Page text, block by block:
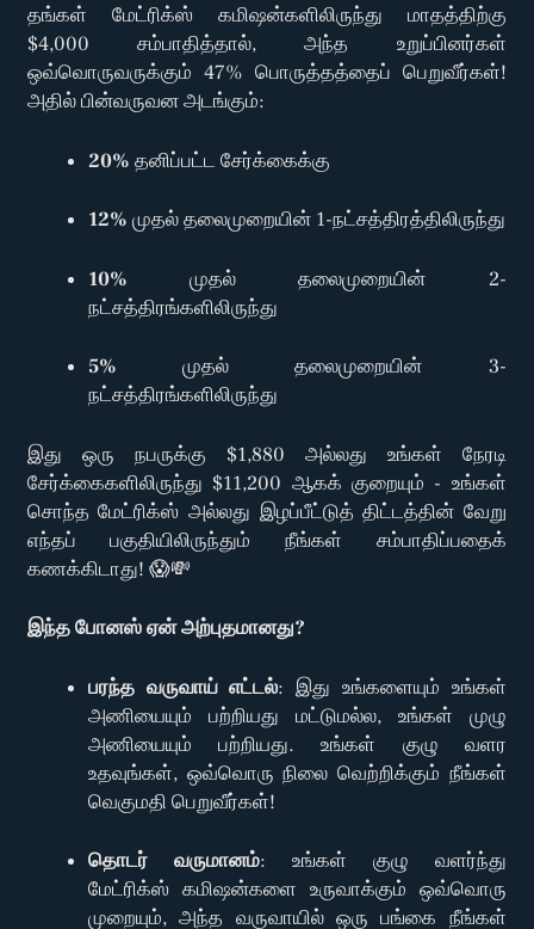
தங்கள் மேட்ரிக்ஸ் கமிஷன்களிலிருந்து மாதத்திற்கு
$4,000 சம்பாதித்தால், அந்த உறுப்பினர்கள்
ஒவ்வொருவருக்கும் 47% பொருத்தத்தைப் பெறுவீர்கள்!
அதில் பின்வருவன அடங்கும்:
20% தனிப்பட்ட சேர்க்கைக்கு
12% முதல் தலைமுறையின் 1-நட்சத்திரத்திலிருந்து
10% முதல் தலைமுறையின் 2-
நட்சத்திரங்களிலிருந்து
5% முதல் தலைமுறையின் 3-
நட்சத்திரங்களிலிருந்து
இது ஒரு நபருக்கு $1,880 அல்லது உங்கள் நேரடி
சேர்க்கைகளிலிருந்து $11,200 ஆகக் குறையும் - உங்கள்
சொந்த மேட்ரிக்ஸ் அல்லது இழப்பீட்டுத் திட்டத்தின் வேறு
எந்தப் பகுதியிலிருந்தும் நீங்கள் சம்பாதிப்பதைக்
கணக்கிடாது! 😱💸
இந்த போனஸ் ஏன் அற்புதமானது?
பரந்த வருவாய் எட்டல்: இது உங்களையும் உங்கள்
அணியையும் பற்றியது மட்டுமல்ல, உங்கள் முழு
அணியையும் பற்றியது. உங்கள் குழு வளர
உதவுங்கள், ஒவ்வொரு நிலை வெற்றிக்கும் நீங்கள்
வெகுமதி பெறுவீர்கள்!
தொடர் வருமானம்: உங்கள் குழு வளர்ந்து
மேட்ரிக்ஸ் கமிஷன்களை உருவாக்கும் ஒவ்வொரு
முறையும், அந்த வருவாயில் ஒரு பங்கை நீங்கள்